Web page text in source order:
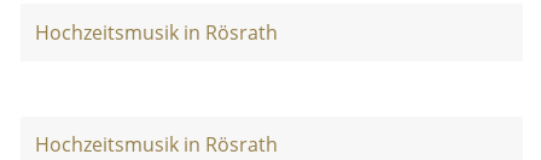
Hochzeitsmusik in Rösrath
Hochzeitsmusik in Rösrath